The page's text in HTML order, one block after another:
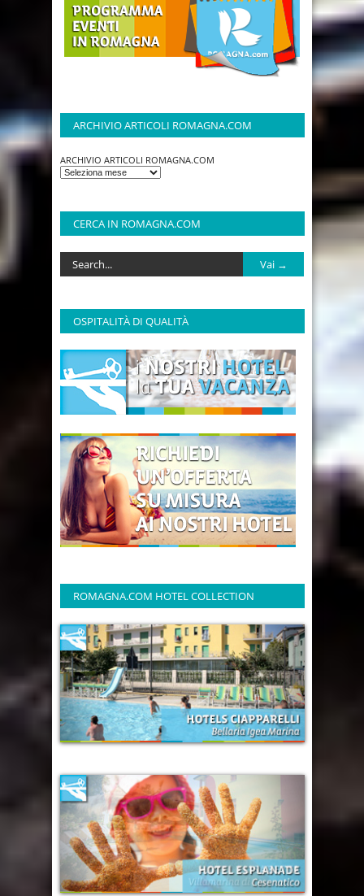
ARCHIVIO ARTICOLI ROMAGNA.COM
ARCHIVIO ARTICOLI ROMAGNA.COM
CERCA IN ROMAGNA.COM
OSPITALITÀ DI QUALITÀ
ROMAGNA.COM HOTEL COLLECTION